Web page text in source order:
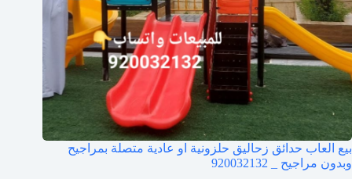
بيع العاب حدائق زحاليق حلزونية او عادية متصلة بمراجيح
وبدون مراجيح _ 920032132